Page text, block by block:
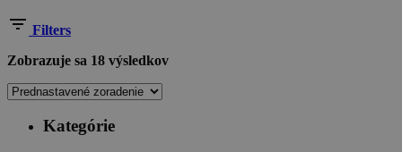
Filters
Zobrazuje sa 18 výsledkov
Kategórie